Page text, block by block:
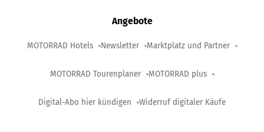
Angebote
MOTORRAD Hotels Newsletter Marktplatz und Partner
MOTORRAD Tourenplaner MOTORRAD plus
Digital-Abo hier kündigen Widerruf digitaler Käufe